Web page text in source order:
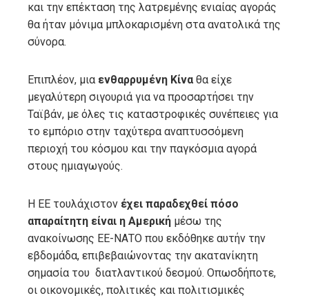
και την επέκταση της λατρεμένης ενιαίας αγοράς
θα ήταν μόνιμα μπλοκαρισμένη στα ανατολικά της
σύνορα.
Επιπλέον, μια ενθαρρυμένη Κίναθα είχε
μεγαλύτερη σιγουριά για να προσαρτήσει την
Ταϊβάν, με όλες τις καταστροφικές συνέπειες για
το εμπόριο στην ταχύτερα αναπτυσσόμενη
περιοχή του κόσμου και την παγκόσμια αγορά
στους ημιαγωγούς.
Η ΕΕ τουλάχιστον έχει παραδεχθεί πόσο
απαραίτητη είναι η Αμερική μέσω της
ανακοίνωσης ΕΕ-ΝΑΤΟ που εκδόθηκε αυτήν την
εβδομάδα, επιβεβαιώνοντας την ακατανίκητη
σημασία του διατλαντικού δεσμού. Οπωσδήποτε,
οι οικονομικές, πολιτικές και πολιτισμικές